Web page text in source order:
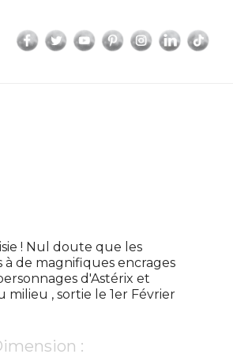
Facebook
TwitterYouTubePinterestInstagram
! Nul doute que les
à de magnifiques encrages
d'Astérix et
, sortie le 1er Février
: